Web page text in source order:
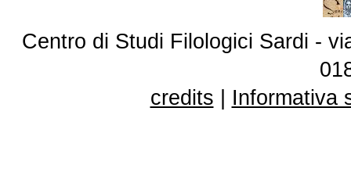
Centro di Studi Filologici Sardi -
credits
Informativa